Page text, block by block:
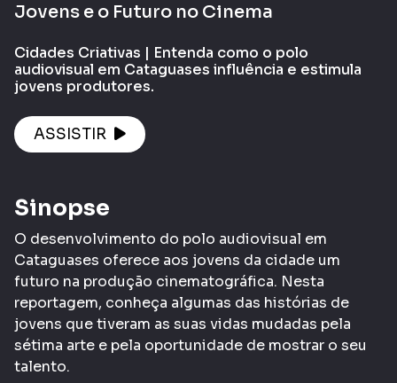
Jovens e o Futuro no Cinema
Cidades Criativas | Entenda como o polo
audiovisual em Cataguases influência e estimula
jovens produtores.
ASSISTIR
Sinopse
O desenvolvimento do polo audiovisual em
Cataguases oferece aos jovens da cidade um
futuro na produção cinematográfica. Nesta
reportagem, conheça algumas das histórias de
jovens que tiveram as suas vidas mudadas pela
sétima arte e pela oportunidade de mostrar o seu
talento.